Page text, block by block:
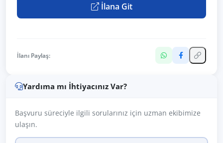
İlana Git
İlanı Paylaş:
Yardıma mı İhtiyacınız Var?
Başvuru süreciyle ilgili sorularınız için uzman ekibimize
ulaşın.